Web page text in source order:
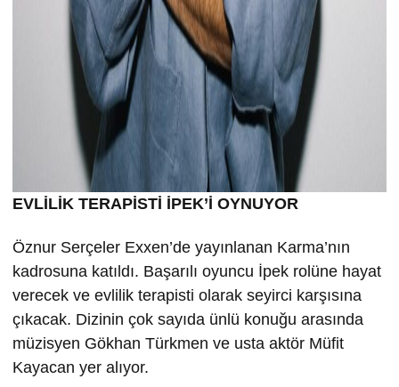
EVLİLİK TERAPİSTİ İPEK’İ OYNUYOR
Öznur Serçeler Exxen’de yayınlanan Karma’nın
kadrosuna katıldı. Başarılı oyuncu İpek rolüne hayat
verecek ve evlilik terapisti olarak seyirci karşısına
çıkacak. Dizinin çok sayıda ünlü konuğu arasında
müzisyen Gökhan Türkmen ve usta aktör Müfit
Kayacan yer alıyor.